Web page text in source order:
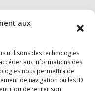
aux
utilisons des technologies
aux informations des
nous permettra de
de navigation ou les ID
ou de retirer son